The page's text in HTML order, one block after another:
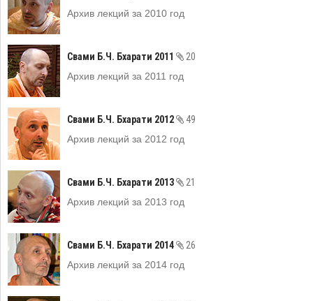
Архив лекций за 2010 год
Свами Б.Ч. Бхарати 2011
20
Архив лекций за 2011 год
Свами Б.Ч. Бхарати 2012
49
Архив лекций за 2012 год
Свами Б.Ч. Бхарати 2013
21
Архив лекций за 2013 год
Свами Б.Ч. Бхарати 2014
26
Архив лекций за 2014 год